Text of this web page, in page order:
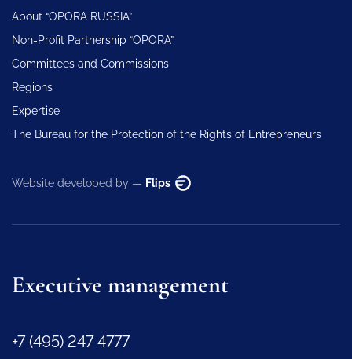
About “OPORA RUSSIA”
Non-Profit Partnership “OPORA”
Committees and Commissions
Regions
Expertise
The Bureau for the Protection of the Rights of Entrepreneurs
Website developed by — Flips
Executive management
+7 (495) 247 4777